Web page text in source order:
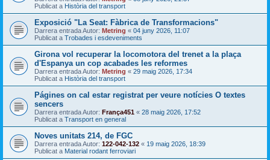
Publicat a Història del transport
Exposició "La Seat: Fàbrica de Transformacions"
Darrera entrada Autor: Metring « 04 juny 2026, 11:07
Publicat a Trobades i esdeveniments
Girona vol recuperar la locomotora del trenet a la plaça
d'Espanya un cop acabades les reformes
Darrera entrada Autor: Metring « 29 maig 2026, 17:34
Publicat a Història del transport
Págines on cal estar registrat per veure notícies O textes
sencers
Darrera entrada Autor: França451 « 28 maig 2026, 17:52
Publicat a Transport en general
Noves unitats 214, de FGC
Darrera entrada Autor: 122-042-132 « 19 maig 2026, 18:39
Publicat a Material rodant ferroviari